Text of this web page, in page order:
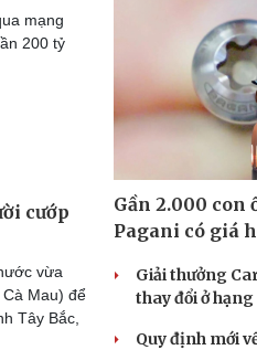
mạng
200 tỷ
cướp
vừa
Mau) để
Tây Bắc,
Gần 2.000 con
Pagani có giá
Giải thưởng
thay đổi ở
Quy định mới